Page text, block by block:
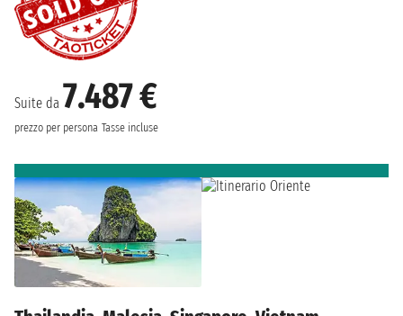
Suite da 7.487 €
prezzo per persona Tasse incluse